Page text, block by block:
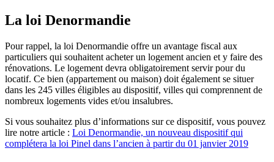
La loi Denormandie
Pour rappel, la loi Denormandie offre un avantage fiscal aux
particuliers qui souhaitent acheter un logement ancien et y faire des
rénovations. Le logement devra obligatoirement servir pour du
locatif. Ce bien (appartement ou maison) doit également se situer
dans les 245 villes éligibles au dispositif, villes qui comprennent de
nombreux logements vides et/ou insalubres.
Si vous souhaitez plus d’informations sur ce dispositif, vous pouvez
lire notre article : Loi Denormandie, un nouveau dispositif qui
complétera la loi Pinel dans l’ancien à partir du 01 janvier 2019